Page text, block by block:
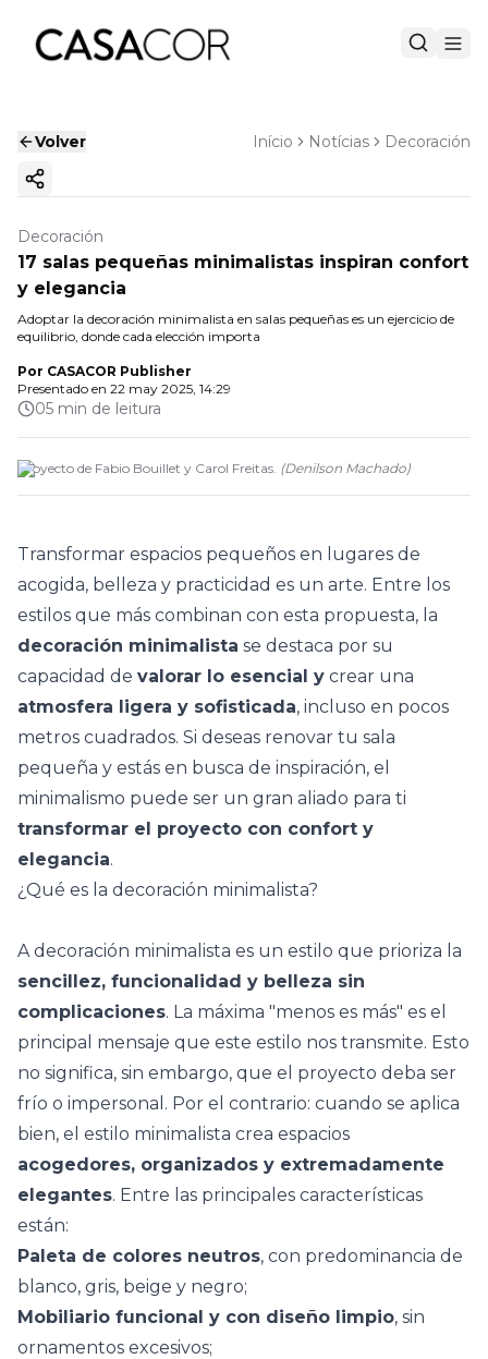
Volver Início Notícias Decoración
Copiar enlace
Decoración
17 salas pequeñas minimalistas inspiran confort
y elegancia
Adoptar la decoración minimalista en salas pequeñas es un ejercicio de
equilibrio, donde cada elección importa
Por CASACOR Publisher
Presentado en 22 may 2025, 14:29
05 min de leitura
Proyecto de Fabio Bouillet y Carol Freitas. (Denilson Machado)
Transformar espacios pequeños en lugares de
acogida, belleza y practicidad es un arte. Entre los
estilos que más combinan con esta propuesta, la
decoración minimalista se destaca por su
capacidad de valorar lo esencial y crear una
atmosfera ligera y sofisticada, incluso en pocos
metros cuadrados. Si deseas renovar tu sala
pequeña y estás en busca de inspiración, el
minimalismo puede ser un gran aliado para ti
transformar el proyecto con confort y
elegancia.
¿Qué es la decoración minimalista?
A decoración minimalista es un estilo que prioriza la
sencillez, funcionalidad y belleza sin
complicaciones. La máxima "menos es más" es el
principal mensaje que este estilo nos transmite. Esto
no significa, sin embargo, que el proyecto deba ser
frío o impersonal. Por el contrario: cuando se aplica
bien, el estilo minimalista crea espacios
acogedores, organizados y extremadamente
elegantes. Entre las principales características
están:
Paleta de colores neutros, con predominancia de
blanco, gris, beige y negro;
Mobiliario funcional y con diseño limpio, sin
ornamentos excesivos;